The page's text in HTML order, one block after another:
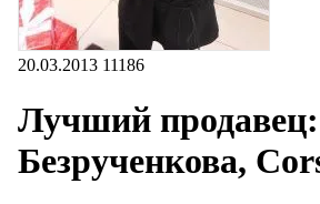
20.03.2013 11186
Лучший
Безрученкова,